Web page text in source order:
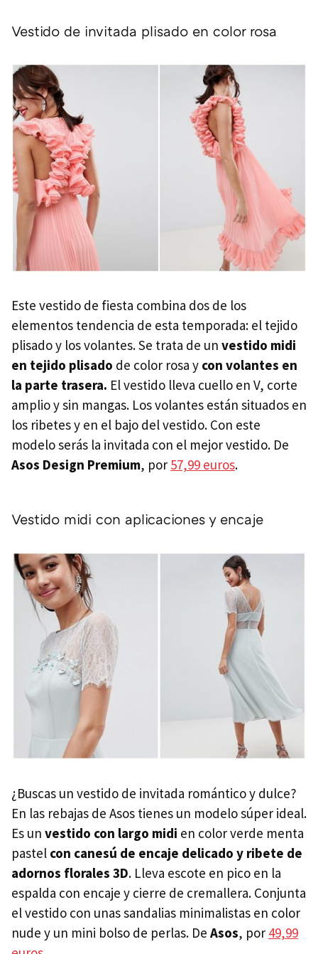
Vestido de invitada plisado en color rosa
Este vestido de fiesta combina dos de los
elementos tendencia de esta temporada: el tejido
plisado y los volantes. Se trata de un vestido midi
en tejido plisado de color rosa y con volantes en
la parte trasera. El vestido lleva cuello en V, corte
amplio y sin mangas. Los volantes están situados en
los ribetes y en el bajo del vestido. Con este
modelo serás la invitada con el mejor vestido. De
Asos Design Premium, por 57,99 euros.
Vestido midi con aplicaciones y encaje
¿Buscas un vestido de invitada romántico y dulce?
En las rebajas de Asos tienes un modelo súper ideal.
Es un vestido con largo midi en color verde menta
pastel con canesú de encaje delicado y ribete de
adornos florales 3D. Lleva escote en pico en la
espalda con encaje y cierre de cremallera. Conjunta
el vestido con unas sandalias minimalistas en color
nude y un mini bolso de perlas. De Asos, por 49,99